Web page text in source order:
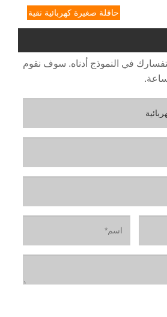
حافلة صغيرة كهربائية نقية
في النموذج أدناه. سوف نقوم